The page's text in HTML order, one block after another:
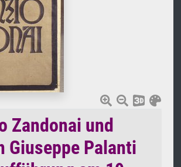
Zandonai und
Giuseppe Palanti